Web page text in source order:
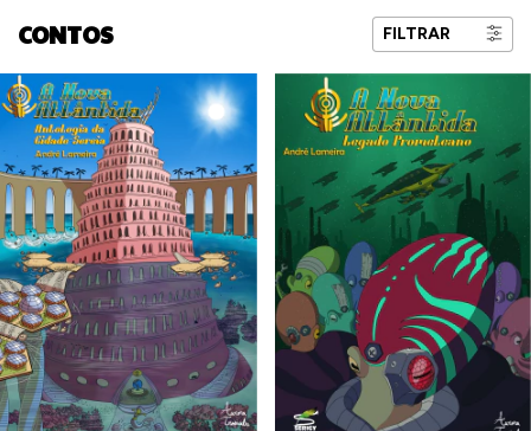
CONTOS FILTRAR